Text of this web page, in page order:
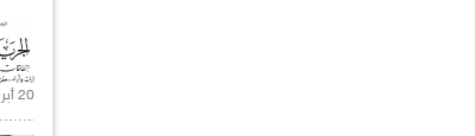
20 أبريل 2021 |